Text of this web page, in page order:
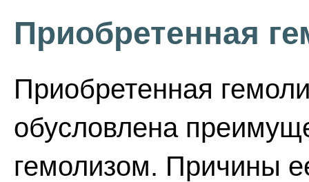
Приобретенная
Приобретенная
обусловлена
гемолизом. Причины